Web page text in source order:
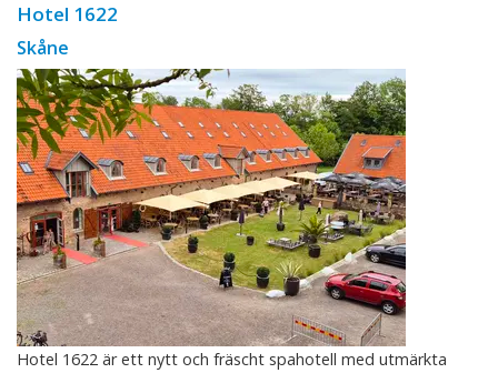
Hotel 1622
Skåne
Hotel 1622 är ett nytt och fräscht spahotell med utmärkta